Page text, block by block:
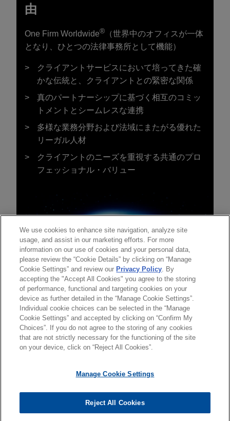
由
One Firm Worldwide® （世界中のオフィスが一体
となり、ひとつの法律事務所として機能）
クライアントサービスにおいて培ってきた確
かな伝統と、クライアントとの緊密な関係
真のパートナーシップに基づく相互のコミッ
トメントとシームレスな連携
多様な業務分野および法域にまたがる優れた
リーガル人材
クライアントのニーズを重視する共通のプロ
フェッショナル・バリュー
送信する前の注意事項：
www.jonesday.comに掲載されている情報は、一般的な使用を
目的としており、法的アドバイスを目的としたものではありま
せん。このEmailを送信することにより、弁護士を含む専門
のEmailの受領はそのような関係を構築するものではありませ
ばない限り、弁護士等が依頼者に対して守秘義務を負う機密事
項として取り扱われることはありません。このEmailの送信者
弁護士業務広告 お問い合わせ
免責事項
プライバシーポリシー
著作権
We use cookies to enhance site navigation, analyze site
usage, and assist in our marketing efforts. For more
information on our use of cookies and your personal data,
please review the “Cookie Details” by clicking on “Manage
Cookie Settings” and review our Privacy Policy. By
accepting the "Accept All Cookies" you agree to the storing
of performance, functional and targeting cookies on your
device as further detailed in the “Manage Cookie Settings”.
Individual cookie choices can be selected in the “Manage
Cookie Settings” and accepted by clicking on “Confirm My
Choices”. If you do not agree to the storing of any cookies
that are not strictly necessary for the functioning of the site
on your device, click on “Reject All Cookies”.
Manage Cookie Settings
Reject All Cookies